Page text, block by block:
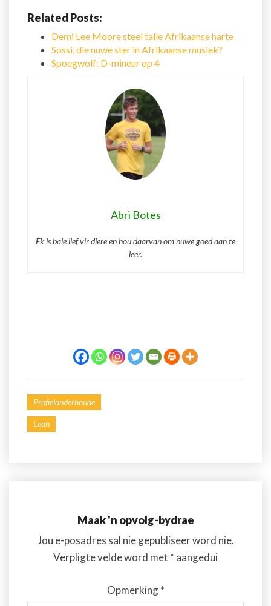
Related Posts:
Demi Lee Moore steel talle Afrikaanse harte
Sossi, die nuwe ster in Afrikaanse musiek?
Spoegwolf: D-mineur op 4
Abri Botes
Ek is baie lief vir diere en hou daarvan om nuwe goed aan te
leer.
Profielonderhoude
Leah
Maak 'n opvolg-bydrae
Jou e-posadres sal nie gepubliseer word nie.
Verpligte velde word met * aangedui
Opmerking*